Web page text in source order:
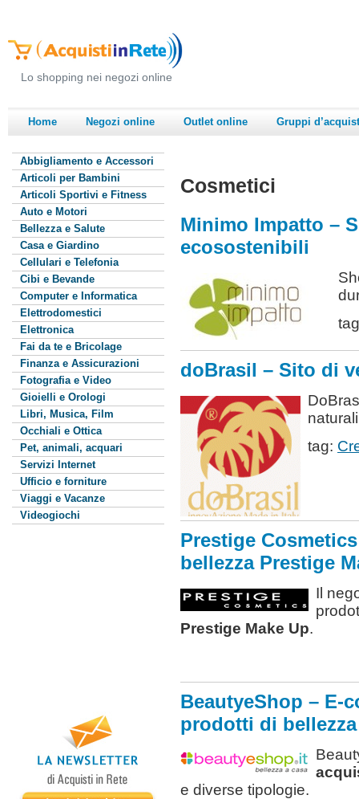
Lo shopping nei negozi online
Home Negozi online Outlet online Gruppi
Abbigliamento e Accessori
Articoli per Bambini
Articoli Sportivi e Fitness
Auto e Motori
Bellezza e Salute
Casa e Giardino
Cellulari e Telefonia
Cibi e Bevande
Computer e Informatica
Elettrodomestici
Elettronica
Fai da te e Bricolage
Finanza e Assicurazioni
Fotografia e Video
Gioielli e Orologi
Libri, Musica, Film
Occhiali e Ottica
Pet, animali, acquari
Servizi Internet
Ufficio e forniture
Viaggi e Vacanze
Videogiochi
Cosmetici
Minimo Impatto –
ecosostenibili
doBrasil – Sito di
tag:
Prestige
bellezza Prestige
Il
Prestige Make Up.
BeautyeShop – E-
prodotti di bellezza
e diverse tipologie.